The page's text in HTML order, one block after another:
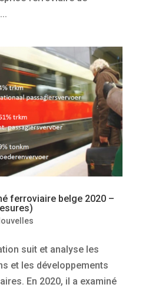
ferroviaire belge 2020 –
suit et analyse les
et les développements
En 2020, il a examiné